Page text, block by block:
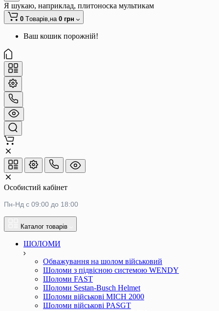
Я шукаю, наприклад, плитоноска мультикам
0 Tоварів,на 0 грн
Ваш кошик порожній!
Особистий кабінет
Пн-Нд с 09:00 до 18:00
Каталог товарів
ШОЛОМИ
Обважування на шолом військовий
Шоломи з підвісною системою WENDY
Шоломи FAST
Шоломи Sestan-Busch Helmet
Шоломи військові MICH 2000
Шоломи військові PASGT